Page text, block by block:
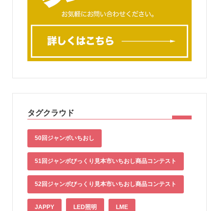
タグクラウド
50回ジャンボいちおし
51回ジャンボびっくり見本市いちおし商品コンテスト
52回ジャンボびっくり見本市いちおし商品コンテスト
JAPPY LED照明 LME